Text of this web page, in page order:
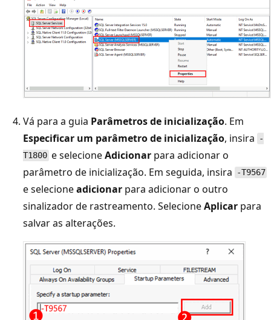
Vá para a guia Parâmetros de inicialização. Em
Especificar um parâmetro de inicialização, insira
-
T1800 e selecioneAdicionarpara adicionar o
parâmetro de inicialização. Em seguida, insira
-T9567
e selecioneadicionar para adicionar o outro
sinalizador de rastreamento. SelecioneAplicar para
salvar as alterações.